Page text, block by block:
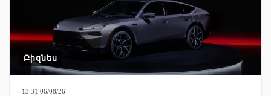
Բիզնես
13:31 06/08/26